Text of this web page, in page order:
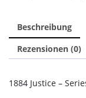
Beschreibung
Rezensionen (0)
1884 Justice –